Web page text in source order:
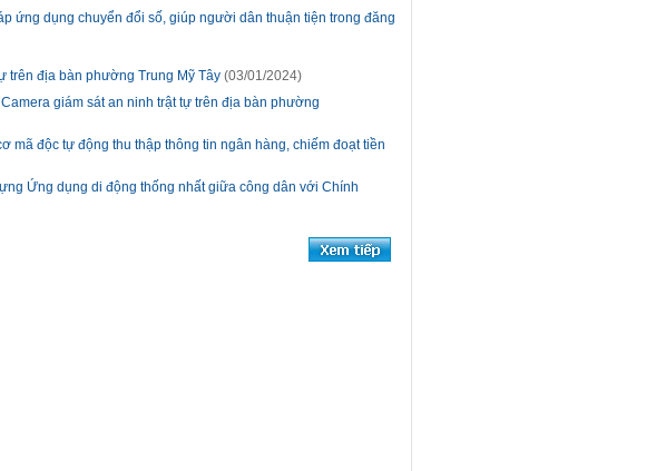
ứng dụng chuyển đổi số, giúp người dân thuận tiện trong đăng
trên địa bàn phường Trung Mỹ Tây (03/01/2024)
giám sát an ninh trật tự trên địa bàn phường
mã độc tự động thu thập thông tin ngân hàng, chiếm đoạt tiền
Ứng dụng di động thống nhất giữa công dân với Chính